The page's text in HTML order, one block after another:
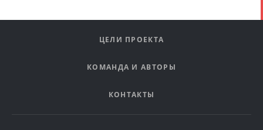
ЦЕЛИ ПРОЕКТА
КОМАНДА И АВТОРЫ
КОНТАКТЫ